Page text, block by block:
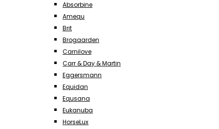
Absorbine
Amequ
Brit
Brogaarden
Carnilove
Carr & Day & Martin
Eggersmann
Equidan
Equsana
Eukanuba
HorseLux